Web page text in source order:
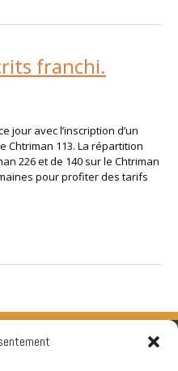
franchi.
jour avec l’inscription d’un
Chtriman 113. La répartition
226 et de 140 sur le Chtriman
pour profiter des tarifs